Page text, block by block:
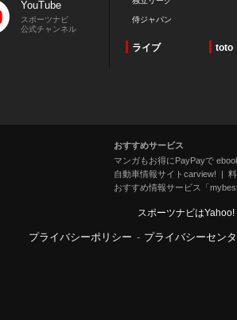
YouTube
スポーツナビ
公式チャンネル
侍ジャパン
ライブ toto
おすすめサービス
マンガもお得にPayPayで
自動車情報サイトcarview!
おすすめ情報サービス「mybest
スポーツナビは
プライバシーポリシー - プライバシーセン